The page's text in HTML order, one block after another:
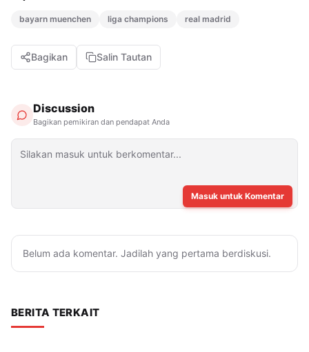
bayarn muenchen liga champions real madrid
Bagikan Salin Tautan
Discussion
Bagikan pemikiran dan pendapat Anda
Masuk untuk Komentar
Belum ada komentar. Jadilah yang pertama berdiskusi.
BERITA TERKAIT